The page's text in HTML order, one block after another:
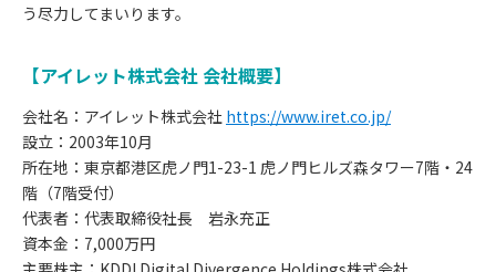
う尽力してまいります。
【アイレット株式会社 会社概要】
会社名：アイレット株式会社 https://www.iret.co.jp/
設立：2003年10月
所在地：東京都港区虎ノ門1-23-1 虎ノ門ヒルズ森タワー7階・24
階（7階受付）
代表者：代表取締役社長 岩永充正
資本金：7,000万円